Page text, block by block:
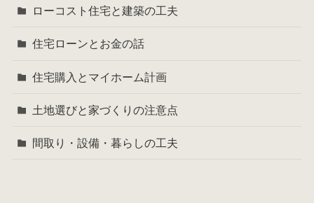
ローコスト住宅と建築の工夫
住宅ローンとお金の話
住宅購入とマイホーム計画
土地選びと家づくりの注意点
間取り・設備・暮らしの工夫